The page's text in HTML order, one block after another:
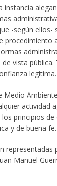
instancia
-según
procedimiento
vista pública.
legítima.
Medio
actividad
principios de
y de buena fe.
representadas
Manuel